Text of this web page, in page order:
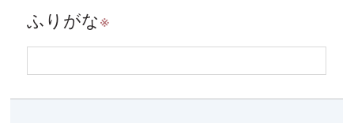
ふりがな※